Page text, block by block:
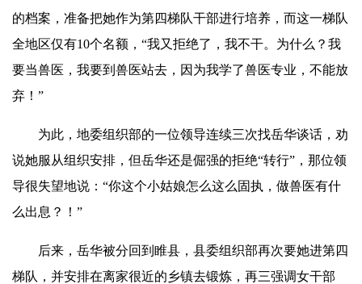
的档案，准备把她作为第四梯队干部进行培养，而这一梯队
全地区仅有10个名额，“我又拒绝了，我不干。为什么？我
要当兽医，我要到兽医站去，因为我学了兽医专业，不能放
弃！”
为此，地委组织部的一位领导连续三次找岳华谈话，劝
说她服从组织安排，但岳华还是倔强的拒绝“转行”，那位领
导很失望地说：“你这个小姑娘怎么这么固执，做兽医有什
么出息？！”
后来， 岳华被分回到睢县，县委组织部再次要她进第四
梯队，并安排在离家很近的乡镇去锻炼，再三强调女干部